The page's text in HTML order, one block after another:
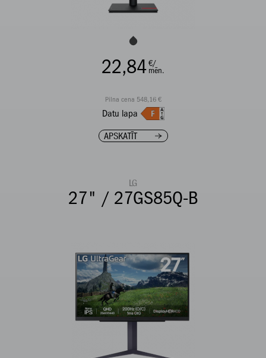
22,84€/
mēn.
Pilna cena 548,16 €
Datu lapa
APSKATĪT
LG
27" / 27GS85Q-B